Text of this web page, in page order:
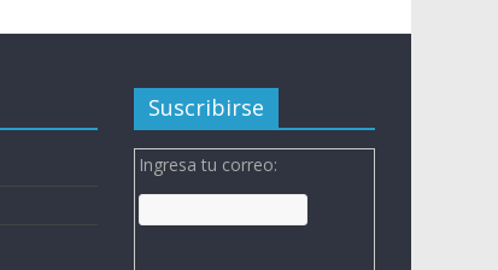
Suscribirse
Ingresa tu correo: